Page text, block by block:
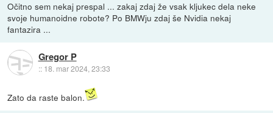
Očitno sem nekaj prespal ... zakaj zdaj že vsak kljukec dela neke
svoje humanoidne robote? Po BMWju zdaj še Nvidia nekaj
fantazira ...
Gregor P
:: 18. mar 2024, 23:33
Zato da raste balon.